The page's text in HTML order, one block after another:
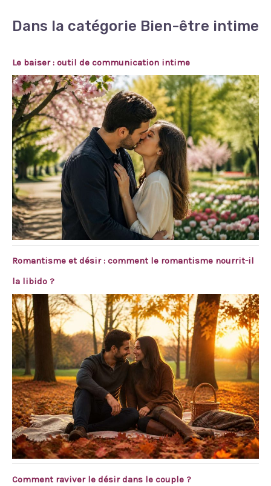
Dans la catégorie Bien-être intime
Le baiser : outil de communication intime
Romantisme et désir : comment le romantisme nourrit-il
la libido ?
Comment raviver le désir dans le couple ?